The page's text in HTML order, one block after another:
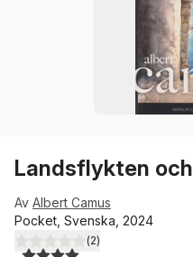
Landsflykten
Av Albert Camus
Pocket, Svenska, 2024
4,0utav 5 stjärnor. Totalt antal
(2)